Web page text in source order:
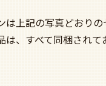
上記の写真どおりの
、すべて同梱されて